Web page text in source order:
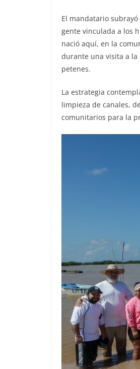
El mandatario
gente vinculada a los
nació aquí, en la
durante una visita a
petenes.
La estrategia
limpieza de canales,
comunitarios para la